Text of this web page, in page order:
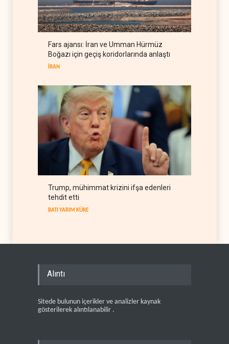
Colani, Hizbullah ile silah
bırakma diyaloğu için kanal
arıyor
LÜBNAN 06 Ağustos 2026
BM yetkilisinden İsrail'e gizli
belge akışı
Fars ajansı: İran ve Umman Hürmüz
Boğazı için geçiş koridorlarında anlaştı
İRAN
Trump, mühimmat krizini ifşa edenleri
tehdit etti
BATI YARIM KÜRE
Alıntı
Sitede bulunun içerikler ve analizler kaynak
gösterilerek alıntılanabilir .